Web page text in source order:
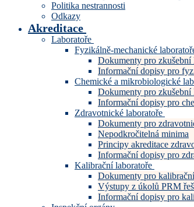
Politika nestrannosti
Odkazy
Akreditace
Laboratoře
Fyzikálně-mechanické
Dokumenty pro zkušební
Informační dopisy pro
Chemické a mikrobiologické
Dokumenty pro zkušební
Informační dopisy pro
Zdravotnické laboratoře
Dokumenty pro
Nepodkročitelná minima
Principy akreditace
Informační dopisy pro
Kalibrační laboratoře
Dokumenty pro
Výstupy z úkolů PRM
Informační dopisy pro